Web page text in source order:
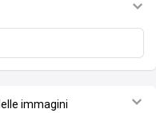
immagini